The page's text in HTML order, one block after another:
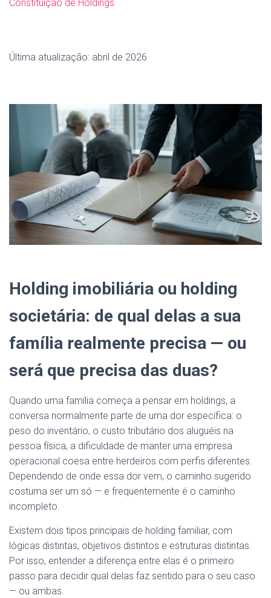
Constituição de Holdings
Última atualização: abril de 2026
Holding imobiliária ou holding
societária: de qual delas a sua
família realmente precisa — ou
será que precisa das duas?
Quando uma família começa a pensar em holdings, a
conversa normalmente parte de uma dor específica: o
peso do inventário, o custo tributário dos aluguéis na
pessoa física, a dificuldade de manter uma empresa
operacional coesa entre herdeiros com perfis diferentes.
Dependendo de onde essa dor vem, o caminho sugerido
costuma ser um só — e frequentemente é o caminho
incompleto.
Existem dois tipos principais de holding familiar, com
lógicas distintas, objetivos distintos e estruturas distintas.
Por isso, entender a diferença entre elas é o primeiro
passo para decidir qual delas faz sentido para o seu caso
— ou ambas.